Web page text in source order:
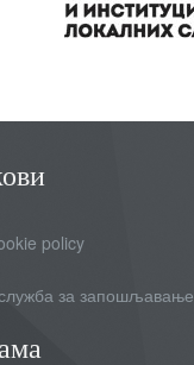
policy
за запошљавање